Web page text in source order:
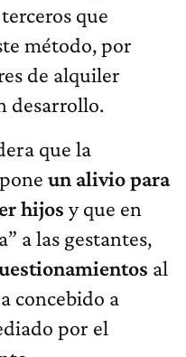
que
método, por
de alquiler
desarrollo.
que la
un alivio para
hijos y que en
a las gestantes,
al
concebido a
por el